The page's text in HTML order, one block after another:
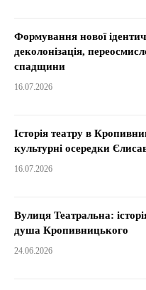
Формування нової
деколонізація,
спадщини
16.07.2026
Історія театру в
культурні осередки
16.07.2026
Вулиця Театральна:
душа Кропивницького
24.06.2026